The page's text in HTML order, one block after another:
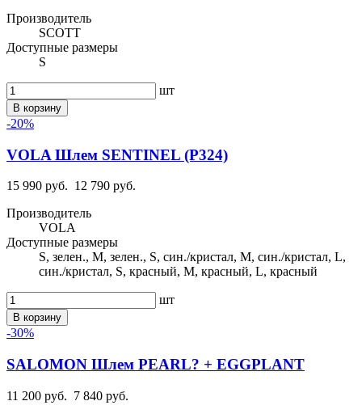
Производитель
SCOTT
Доступные размеры
S
шт
В корзину
-20%
VOLA Шлем SENTINEL (P324)
15 990 руб. 12 790 руб.
Производитель
VOLA
Доступные размеры
S, зелен., M, зелен., S, син./кристал, M, син./кристал, L,
син./кристал, S, красный, M, красный, L, красный
шт
В корзину
-30%
SALOMON Шлем PEARL? + EGGPLANT
11 200 руб. 7 840 руб.